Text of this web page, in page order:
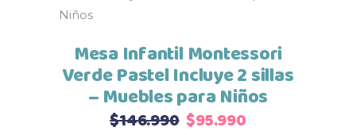
Mesa Infantil Montessori
Verde Pastel Incluye 2 sillas
– Muebles para Niños
$146.990 El
$95.990El